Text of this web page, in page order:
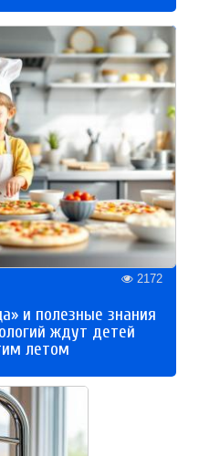
2172
и полезные знания
ждут детей
летом